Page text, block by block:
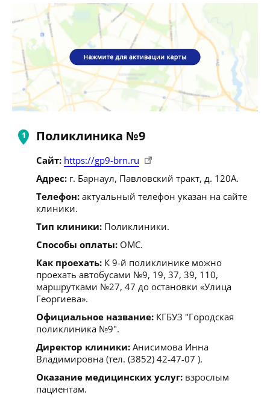
Поликлиника №9
Сайт: https://gp9-brn.ru
Адрес: г. Барнаул, Павловский тракт, д. 120А.
Телефон: актуальный телефон указан на сайте
клиники.
Тип клиники: Поликлиники.
Способы оплаты: ОМС.
Как проехать: К 9-й поликлинике можно
проехать автобусами №9, 19, 37, 39, 110,
маршрутками №27, 47 до остановки «Улица
Георгиева».
Официальное название: КГБУЗ "Городская
поликлиника №9".
Директор клиники: Анисимова Инна
Владимировна (тел. (3852) 42-47-07 ).
Оказание медицинских услуг: взрослым
пациентам.